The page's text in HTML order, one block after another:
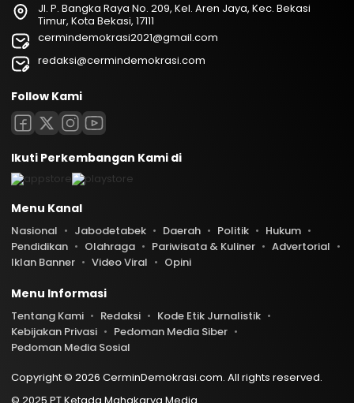
Jl. P. Bangka Raya No. 209, Kel. Aren Jaya, Kec. Bekasi
Timur, Kota Bekasi, 17111
cermindemokrasi2021@gmail.com
redaksi@cermindemokrasi.com
Follow Kami
Ikuti Perkembangan Kami di
Menu Kanal
Nasional Jabodetabek Daerah Politik
Hukum
Pendidikan
Olahraga Pariwisata & Kuliner
Advertorial
Iklan Banner
Video Viral Opini
Menu Informasi
Tentang Kami Redaksi
Kode Etik Jurnalistik
Kebijakan Privasi
Pedoman Media Siber
Pedoman Media Sosial
Copyright © 2026 CerminDemokrasi.com. All rights reserved.